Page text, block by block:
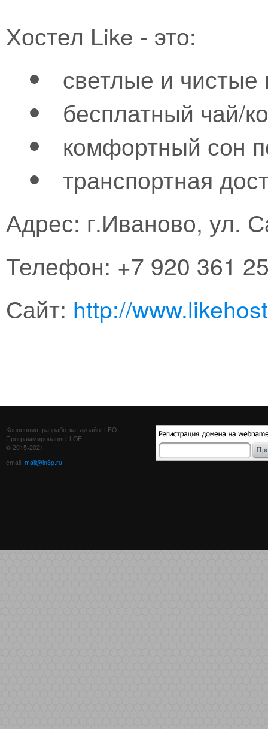
Хостел Like - это:
светлые и чистые
бесплатный чай/
комфортный сон
транспортная
Адрес: г.Иваново, ул.
Телефон: +7 920 361
Сайт: http://
Концепция, разработка, дизайн: LEO
Программирование: LOE
© 2015-2021
email: mail@in3p.ru